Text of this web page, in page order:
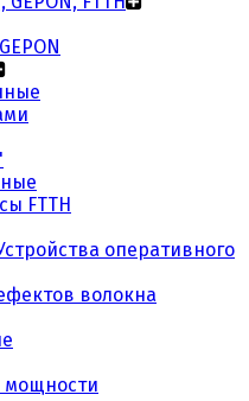
FTTH
оперативного
волокна
мощности